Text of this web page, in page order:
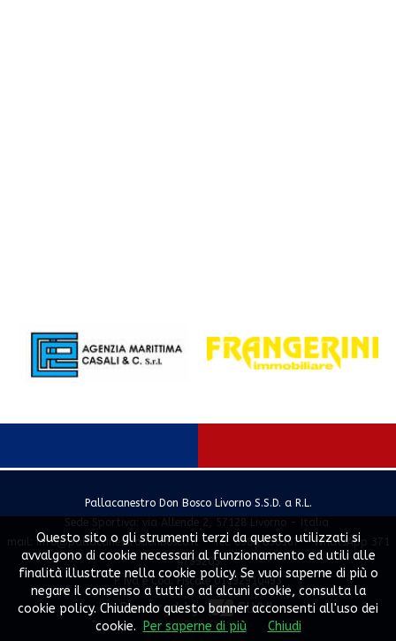
Pallacanestro Don Bosco Livorno S.S.D. a R.L.
Sede Sportiva: via Allende 2, 57128 Livorno - Italia
mail: info@pallacanestrodonbosco.it - Tel. 0586 858167 - WhatsApp 371
4739203
P. Iva e Cod. Fiscale 01192910493
Powered by SLYVI.
Questo sito o gli strumenti terzi da questo utilizzati si
avvalgono di cookie necessari al funzionamento ed utili alle
finalità illustrate nella cookie policy. Se vuoi saperne di più o
negare il consenso a tutti o ad alcuni cookie, consulta la
cookie policy. Chiudendo questo banner acconsenti all'uso dei
cookie.
Per saperne di più Chiudi